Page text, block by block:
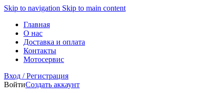
Skip to navigation Skip to main content
Главная
О нас
Доставка и оплата
Контакты
Мотосервис
Вход / Регистрация
ВойтиСоздать аккаунт